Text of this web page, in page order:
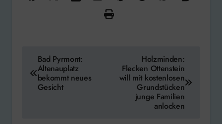
Beitragsnavigation
Bad Pyrmont:
Altenauplatz
bekommt neues
Gesicht
Holzminden:
Flecken Ottenstein
will mit kostenlosen
Grundstücken
junge Familien
anlocken